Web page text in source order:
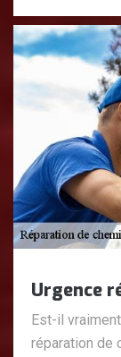
Urgence
Est-il
réparation de